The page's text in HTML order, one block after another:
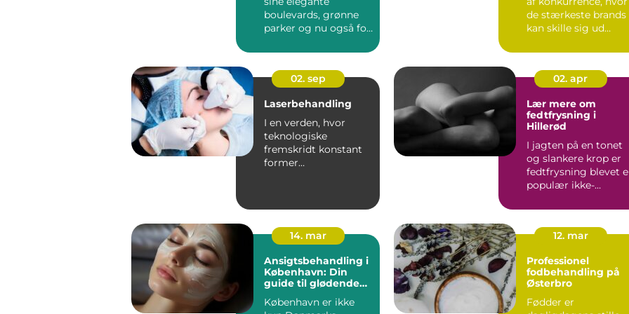
boulevards, grønne
parker og nu også for
de stærkeste brands
kan skille sig ud
02. sep
Laserbehandling
I en verden, hvor
teknologiske
fremskridt konstant
former
02. apr
Lær mere om
fedtfrysning i
Hillerød
I jagten på en tonet
og slankere krop er
fedtfrysning blevet
populær ikke-
fo...
14. mar
Ansigtsbehandling i
København: Din
guide til glødende
København er ikke
12. mar
Professionel
fodbehandling på
Østerbro
Fødder er